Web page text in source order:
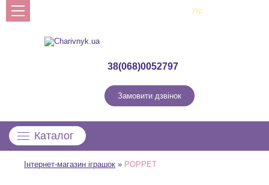
Укр
38(068)0052797
Замовити дзвінок
Каталог
Інтернет-магазин іграшок » POPPET